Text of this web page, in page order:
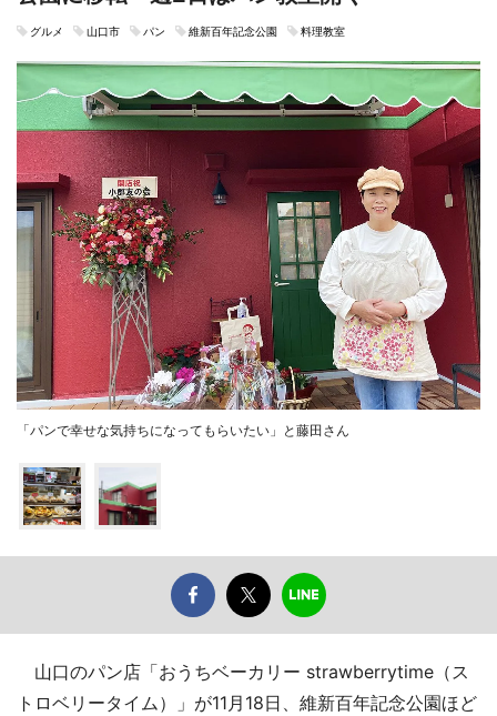
グルメ 山口市 パン 維新百年記念公園 料理教室
「パンで幸せな気持ちになってもらいたい」と藤田さん
山口のパン店「おうちベーカリー strawberrytime（ス
トロベリータイム）」が11月18日、維新百年記念公園ほど